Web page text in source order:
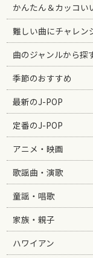
かんたん＆カッコい
難しい曲にチャレン
曲のジャンルから探
季節のおすすめ
最新のJ-POP
定番のJ-POP
アニメ・映画
歌謡曲・演歌
童謡・唱歌
家族・親子
ハワイアン